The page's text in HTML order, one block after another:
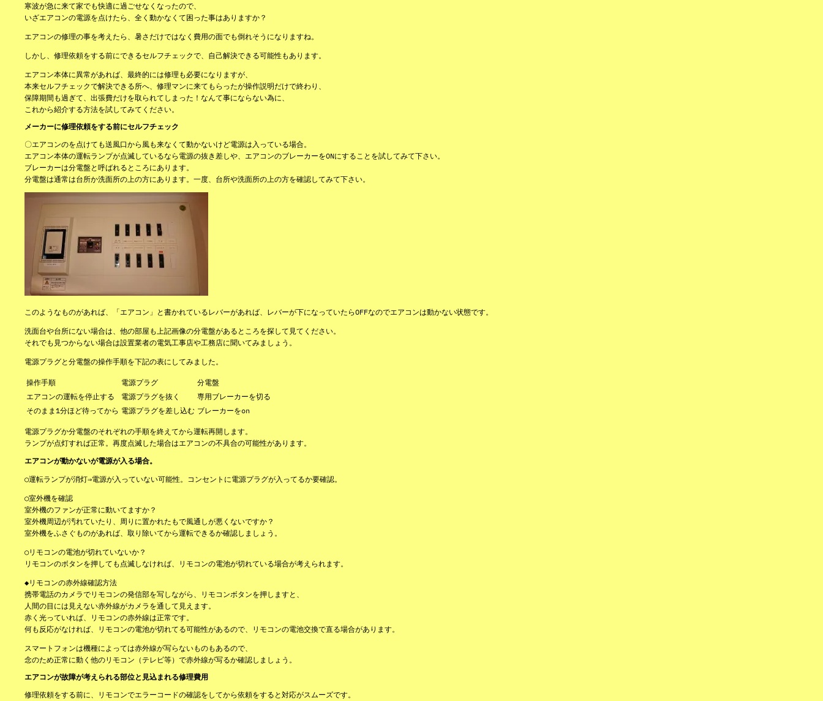
寒波が急に来て家でも快適に過ごせなくなったので、
いざエアコンの電源を点けたら、全く動かなくて困った事はありますか？
エアコンの修理の事を考えたら、暑さだけではなく費用の面でも倒れそうになりますね。
しかし、修理依頼をする前にできるセルフチェックで、自己解決できる可能性もあります。
エアコン本体に異常があれば、最終的には修理も必要になりますが、
本来セルフチェックで解決できる所へ、修理マンに来てもらったが操作説明だけで終わり、
保障期間も過ぎて、出張費だけを取られてしまった！なんて事にならない為に、
これから紹介する方法を試してみてください。
メーカーに修理依頼をする前にセルフチェック
〇エアコンのを点けても送風口から風も来なくて動かないけど電源は入っている場合。
エアコン本体の運転ランプが点滅しているなら電源の抜き差しや、エアコンのブレーカーをONにすることを試してみて下さい。
ブレーカーは分電盤と呼ばれるところにあります。
分電盤は通常は台所か洗面所の上の方にあります。一度、台所や洗面所の上の方を確認してみて下さい。
このようなものがあれば、「エアコン」と書かれているレバーがあれば、レバーが下になっていたらOFFなのでエアコンは動かない状態です。
洗面台や台所にない場合は、他の部屋も上記画像の分電盤があるところを探して見てください。
それでも見つからない場合は設置業者の電気工事店や工務店に聞いてみましょう。
電源プラグと分電盤の操作手順を下記の表にしてみました。
操作手順 電源プラグ
分電盤
エアコンの運転を停止する
電源プラグを抜く
専用ブレーカーを切る
そのまま1分ほど待ってから 電源プラグを差し込む ブレーカーをon
電源プラグか分電盤のそれぞれの手順を終えてから運転再開します。
ランプが点灯すれば正常。再度点滅した場合はエアコンの不具合の可能性があります。
エアコンが動かないが電源が入る場合。
○運転ランプが消灯⇒電源が入っていない可能性。コンセントに電源プラグが入ってるか要確認。
○室外機を確認
室外機のファンが正常に動いてますか？
室外機周辺が汚れていたり、周りに置かれたもで風通しが悪くないですか？
室外機をふさぐものがあれば、取り除いてから運転できるか確認しましょう。
○リモコンの電池が切れていないか？
リモコンのボタンを押しても点滅しなければ、リモコンの電池が切れている場合が考えられます。
◆リモコンの赤外線確認方法
携帯電話のカメラでリモコンの発信部を写しながら、リモコンボタンを押しますと、
人間の目には見えない赤外線がカメラを通して見えます。
赤く光っていれば、リモコンの赤外線は正常です。
何も反応がなければ、リモコンの電池が切れてる可能性があるので、リモコンの電池交換で直る場合があります。
スマートフォンは機種によっては赤外線が写らないものもあるので、
念のため正常に動く他のリモコン（テレビ等）で赤外線が写るか確認しましょう。
エアコンが故障が考えられる部位と見込まれる修理費用
修理依頼をする前に、リモコンでエラーコードの確認をしてから依頼をすると対応がスムーズです。